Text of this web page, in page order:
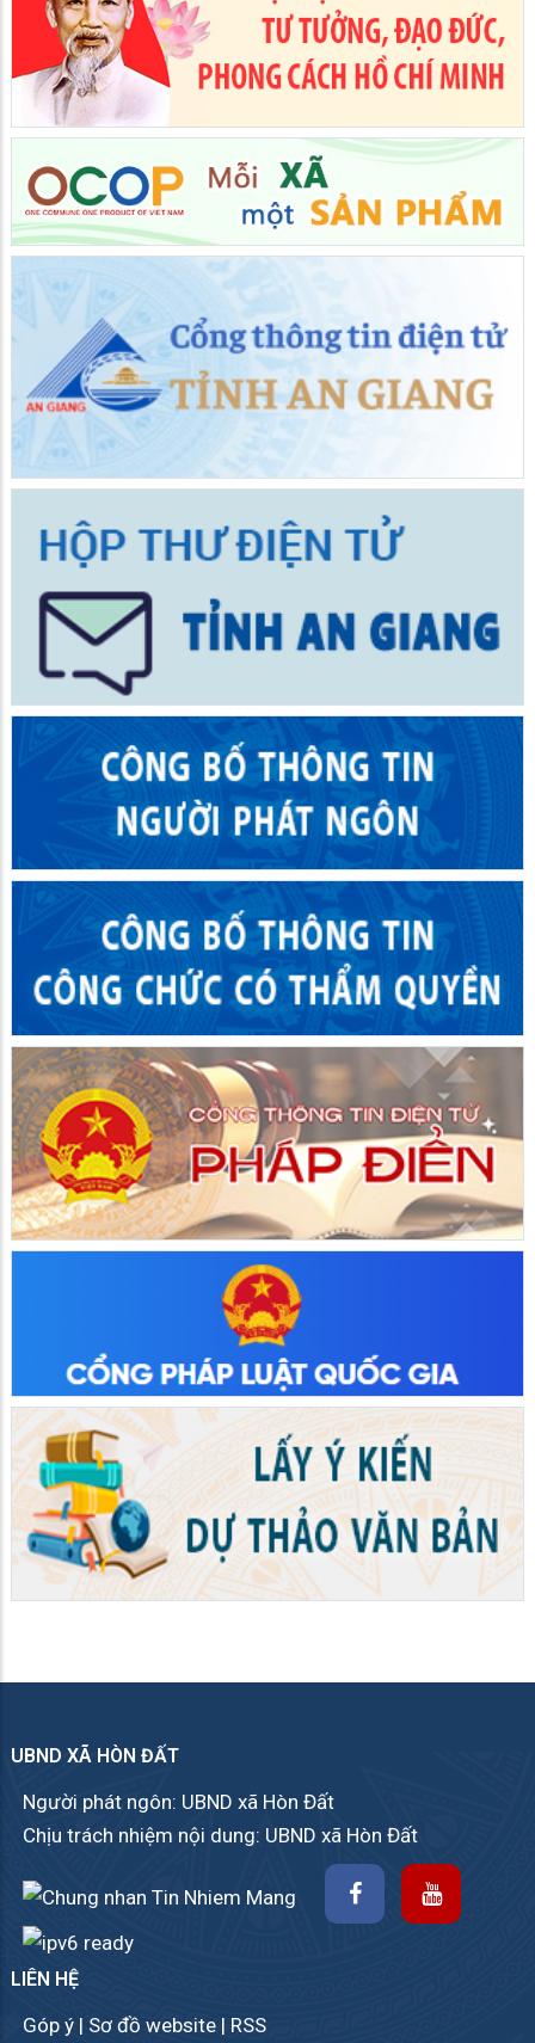
UBND XÃ HÒN ĐẤT
Người phát ngôn: UBND xã Hòn Đất
Chịu trách nhiệm nội dung: UBND xã Hòn Đất
LIÊN HỆ
Góp ý | Sơ đồ website | RSS